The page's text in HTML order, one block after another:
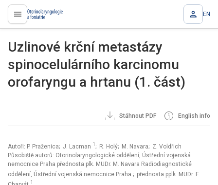
proLékaře.cz EN
Uzlinové krční metastázy
spinocelulárního karcinomu
orofaryngu a hrtanu (1. část)
Stáhnout PDF English info
Autoři: P. Praženica; J. Lacman 1 ; R. Holý; M. Navara; Z. Voldřich
Působiště autorů: Otorinolaryngologické oddělení, Ústřední vojenská
nemocnice Praha přednosta plk. MUDr. M. Navara Radiodiagnostické
oddělení, Ústřední vojenská nemocnice Praha ; přednosta pplk. MUDr. F.
1